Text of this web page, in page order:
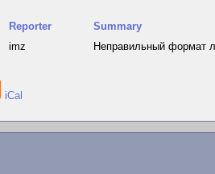
Reporter
Summary
imz Неправильный формат
iCal